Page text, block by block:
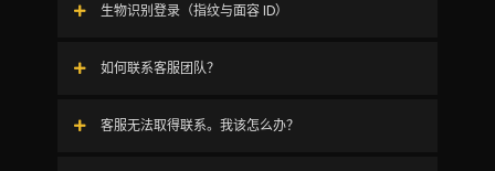
生物识别登录（指纹与面容 ID）
如何联系客服团队？
客服无法取得联系。我该怎么办？